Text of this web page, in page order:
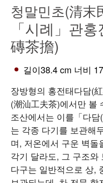
청말민초(清末
「시례」관
磚茶擔)
길이38.4 cm 너비
장방형의 홍전태다담(
(潮汕工夫茶)에서만 볼
조산에서는 이를「다
는 각종 다기를 보관해
며, 저온에서 구운 벽돌
각기 달라도, 그 구조와
다구는 일반적으로 상,